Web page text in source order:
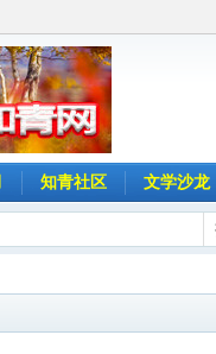
知青社区 文学沙龙